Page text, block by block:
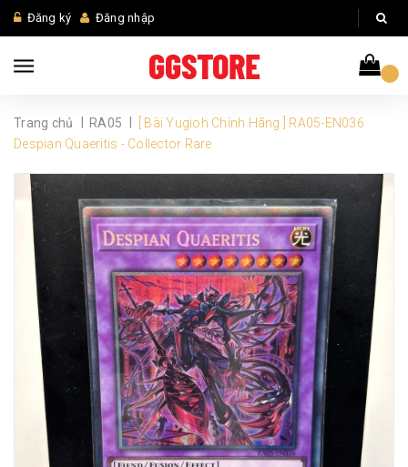
Đăng ký Đăng nhập
Trang chủ RA05
[ Bài Yugioh Chính Hãng ] RA05-EN036
Despian Quaeritis - Collector Rare